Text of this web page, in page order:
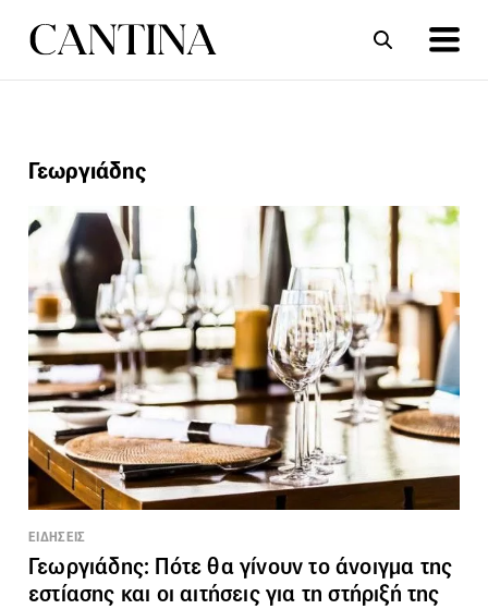
ΣΥΝΤΑΓΕΣ
Γεωργιάδης
ΕΙΔΗΣΕΙΣ
Γεωργιάδης: Πότε θα γίνουν το άνοιγμα της
εστίασης και οι αιτήσεις για τη στήριξή της